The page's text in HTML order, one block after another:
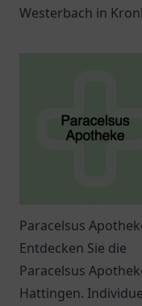
Westerbach in
an Produkten.
Paracelsus
Entdecken Sie die
Paracelsus
Hattingen.